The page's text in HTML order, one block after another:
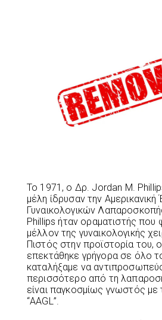
Το 1971, ο Δρ. Jordan M.
μέλη ίδρυσαν την
Γυναικολογικών
Phillips ήταν οραματιστής που
μέλλον της γυναικολογικής
Πιστός στην προϊστορία του,
επεκτάθηκε γρήγορα σε όλο
καταλήξαμε να
περισσότερο από τη
είναι παγκοσμίως γνωστός με
“AAGL”.